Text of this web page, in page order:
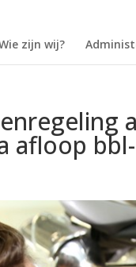
zijn wij?
afloop